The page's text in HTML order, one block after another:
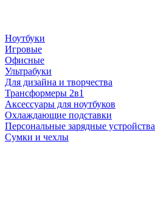
Ноутбуки
Игровые
Офисные
Ультрабуки
Для дизайна и творчества
Трансформеры 2в1
Аксессуары для ноутбуков
Охлаждающие подставки
Персональные зарядные устройства
Сумки и чехлы